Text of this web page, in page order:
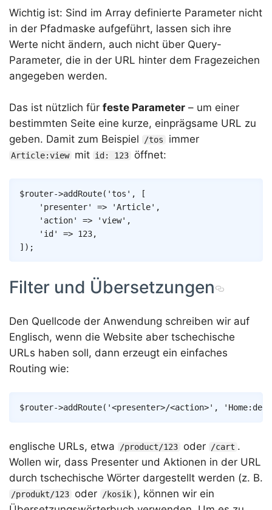
Wichtig ist: Sind im Array definierte Parameter nicht
in der Pfadmaske aufgeführt, lassen sich ihre
Werte nicht ändern, auch nicht über Query-
Parameter, die in der URL hinter dem Fragezeichen
angegeben werden.
Das ist nützlich für feste Parameter – um einer
bestimmten Seite eine kurze, einprägsame URL zu
geben. Damit zum Beispiel
/tos immer
Article:view mit id: 123 öffnet:
$router->addRoute( 'tos' ,
[
'presenter'
=> 'Article' ,
'action'
=> 'view' ,
'id'
=> 123,
] ) ;
Filter und Übersetzungen
Den Quellcode der Anwendung schreiben wir auf
Englisch, wenn die Website aber tschechische
URLs haben soll, dann erzeugt ein einfaches
Routing wie:
$router->addRoute( '<presenter>/<action>' , Copy
englische URLs, etwa /product/123 oder /cart .
Wollen wir, dass Presenter und Aktionen in der URL
durch tschechische Wörter dargestellt werden (z. B.
/produkt/123 oder /kosik ), können wir ein